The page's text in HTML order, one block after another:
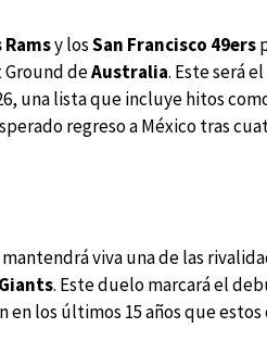
Ramsy losSan Francisco 49ers
Ground deAustralia. Este será
una lista que incluye hitos
regreso a México tras
viva una de las
. Este duelo marcará el
los últimos 15 años que